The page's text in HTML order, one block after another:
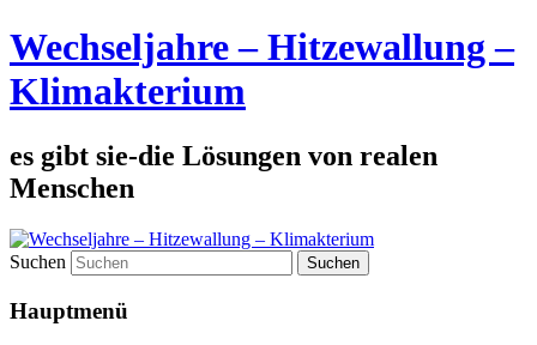
Wechseljahre – Hitzewallung –
Klimakterium
es gibt sie-die Lösungen von realen
Menschen
Suchen
Hauptmenü